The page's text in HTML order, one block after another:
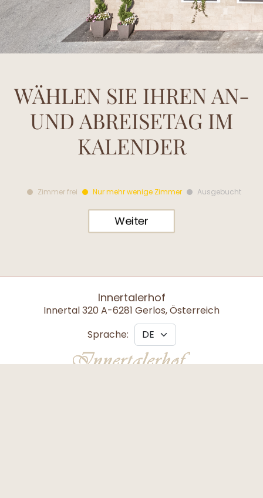
WÄHLEN SIE IHREN AN-
UND ABREISETAG IM
KALENDER
Zimmer frei Nur mehr wenige Zimmer Ausgebucht
Weiter
Innertalerhof
Innertal 320 A-6281 Gerlos, Österreich
Sprache: